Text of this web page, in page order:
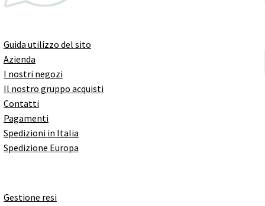
Guida utilizzo del sito
Azienda
I nostri negozi
Il nostro gruppo acquisti
Contatti
Pagamenti
Spedizioni in Italia
Spedizione Europa
Gestione resi